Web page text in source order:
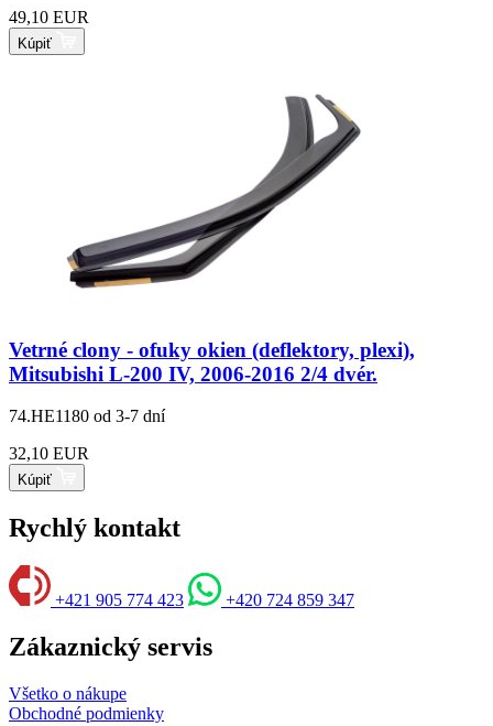
49,10 EUR
Kúpiť
Vetrné clony - ofuky okien (deflektory, plexi),
Mitsubishi L-200 IV, 2006-2016 2/4 dvér.
74.HE1180 od 3-7 dní
32,10 EUR
Kúpiť
Rychlý kontakt
+421 905 774 423 +420 724 859 347
Zákaznický servis
Všetko o nákupe
Obchodné podmienky